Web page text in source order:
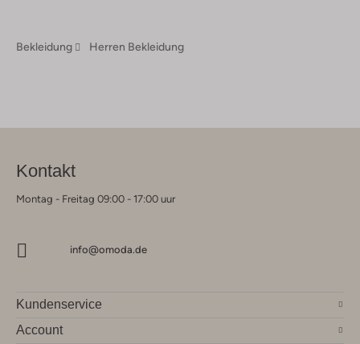
Bekleidung Herren Bekleidung
Kontakt
Montag - Freitag 09:00 - 17:00 uur
info@omoda.de
Kundenservice
Account